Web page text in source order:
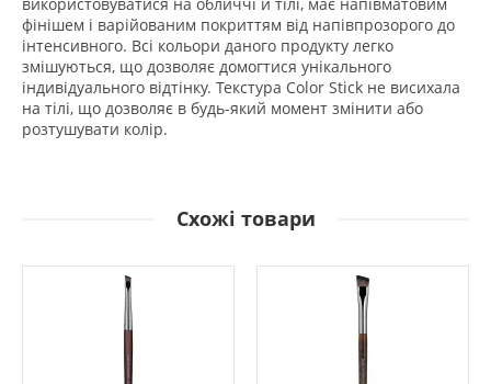
фінішем і варійованим покриттям від напівпрозорого до
інтенсивного. Всі кольори даного продукту легко
змішуються, що дозволяє домогтися унікального
індивідуального відтінку. Текстура Color Stick не висихала
на тілі, що дозволяє в будь-який момент змінити або
розтушувати колір.
Схожі товари